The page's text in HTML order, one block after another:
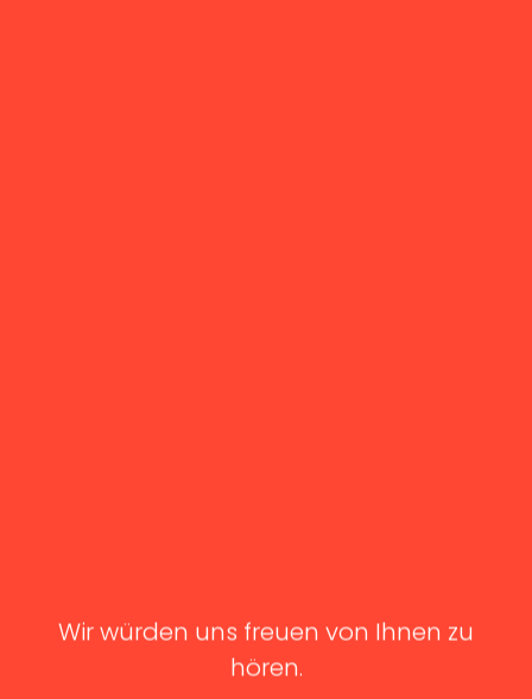
Wir würden uns freuen von Ihnen zu
hören.